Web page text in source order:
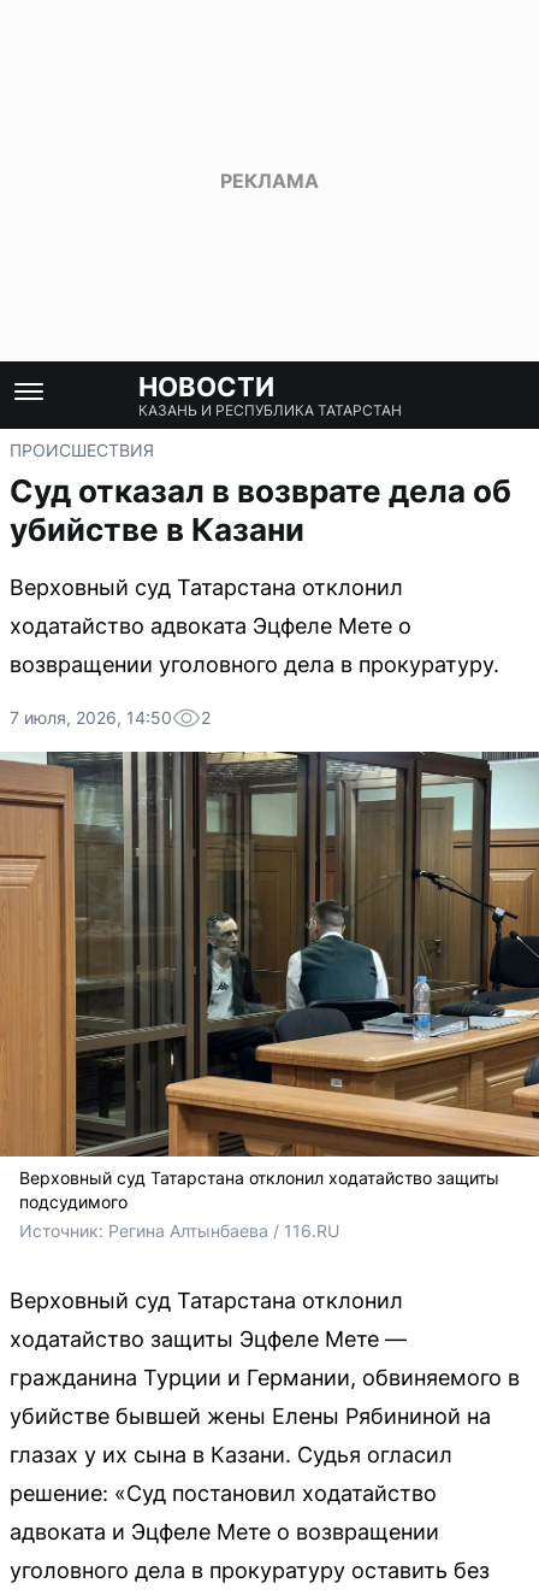
НОВОСТИ
КАЗАНЬ И РЕСПУБЛИКА ТАТАРСТАН
ПРОИСШЕСТВИЯ
Суд отказал в возврате дела об
убийстве в Казани
Верховный суд Татарстана отклонил
ходатайство адвоката Эцфеле Мете о
возвращении уголовного дела в прокуратуру.
7 июля, 2026, 14:50 2
Верховный суд Татарстана отклонил ходатайство защиты
подсудимого
Источник: Регина Алтынбаева / 116.RU
Верховный суд Татарстана отклонил
ходатайство защиты Эцфеле Мете —
гражданина Турции и Германии, обвиняемого в
убийстве бывшей жены Елены Рябининой на
глазах у их сына в Казани. Судья огласил
решение: «Суд постановил ходатайство
адвоката и Эцфеле Мете о возвращении
уголовного дела в прокуратуру оставить без